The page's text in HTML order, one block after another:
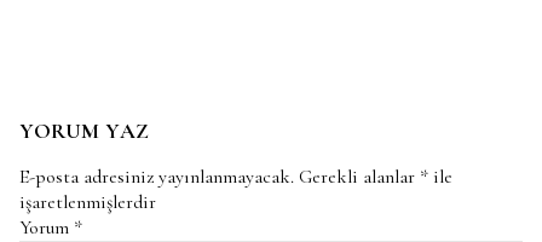
YORUM YAZ
E-posta adresiniz yayınlanmayacak. Gerekli alanlar * ile
işaretlenmişlerdir
Yorum *